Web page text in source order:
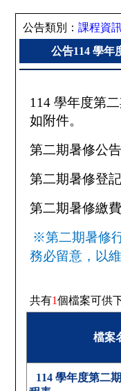
公告類別：課程資
公告114 學年
114學年度第
如附件。
第二期暑修公告
第二期暑修登記
第二期暑修繳費
※第二期暑修
務必留意，以
共有1個檔案可供
檔案
114 學年度第二